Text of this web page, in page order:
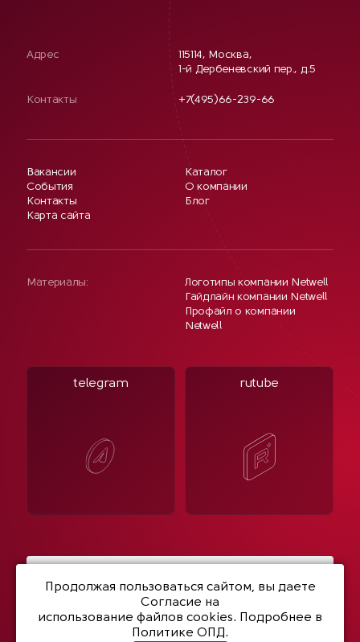
Адрес
115114, Москва,
1-й Дербеневский пер., д.5
Контакты +7(495)66-239-66
Вакансии
События
Контакты
Карта сайта
Каталог
О компании
Блог
Материалы:
Логотипы компании Netwell
Гайдлайн компании Netwell
Профайл о компании
Netwell
telegram rutube
Продолжая пользоваться сайтом, вы даете
Согласие на
использование файлов cookies. Подробнее в
Политике ОПД.